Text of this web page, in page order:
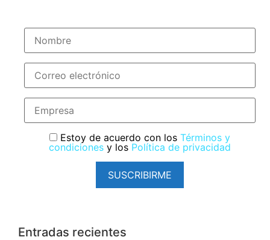
Estoy de acuerdo con los Términos y
condicionesy los Política de privacidad
SUSCRIBIRME
Entradas recientes